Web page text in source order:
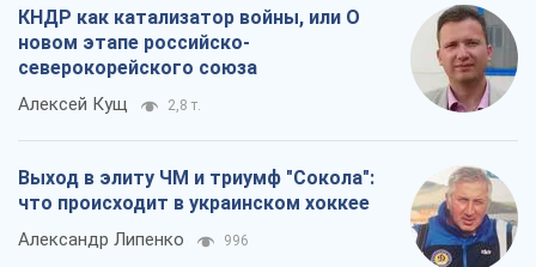
КНДР как катализатор войны, или О
новом этапе российско-
северокорейского союза
Алексей Кущ 2,8 т.
Выход в элиту ЧМ и триумф "Сокола":
что происходит в украинском хоккее
Александр Липенко 996